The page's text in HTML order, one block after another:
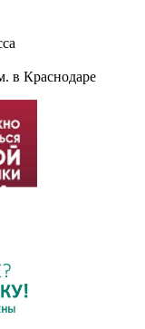
в Краснодаре